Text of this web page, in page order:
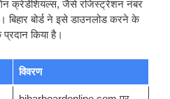
क्रेडेंशियल्स, जैसे रजिस्ट्रेशन नंबर
बिहार बोर्ड ने इसे डाउनलोड करने के
किया है।
विवरण